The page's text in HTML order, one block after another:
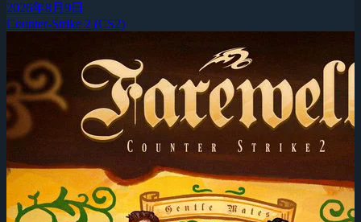
2026年8月9日
Counter-Strike 2 (CS2)